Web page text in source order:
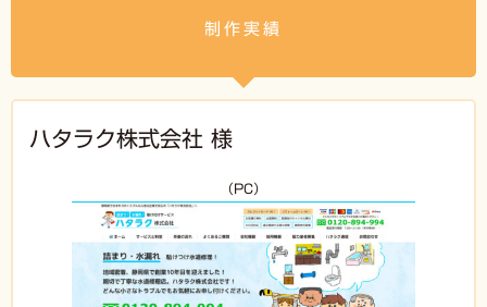
制作実績
ハタラク株式会社 様
（PC）